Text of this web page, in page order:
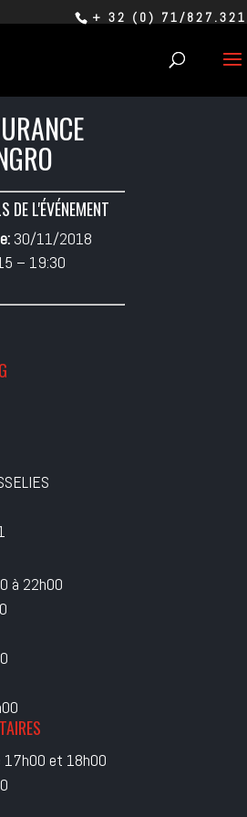
+ 32 (0) 71/827.321
DE L'ÉVÉNEMENT
30/11/2018
– 19:30
à 22h00
17h00 et 18h00